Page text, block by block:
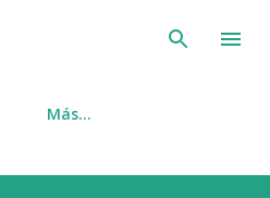
principal
Más…